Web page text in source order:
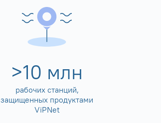
>10 млн
рабочих станций,
защищенных продуктами
ViPNet